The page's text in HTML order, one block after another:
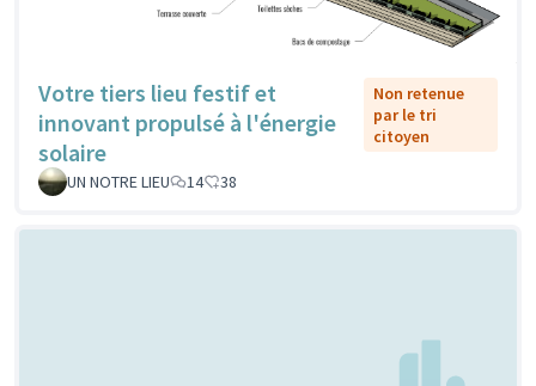
Votre tiers lieu festif et
innovant propulsé à l'énergie
solaire
Non retenue
par le tri
citoyen
UN NOTRE LIEU 14 38